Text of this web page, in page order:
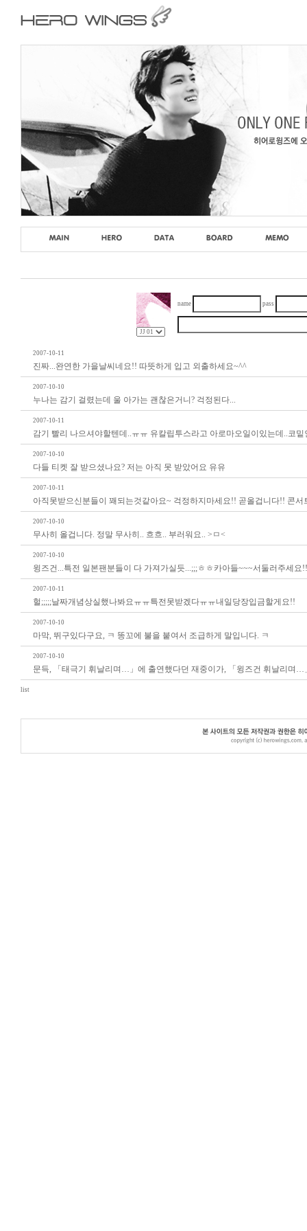
name pass
2007-10-11
진짜...완연한 가을날씨네요!! 따뜻하게 입고 외출하세요~^^
2007-10-10
누나는 감기 걸렸는데 울 아가는 괜찮은거니? 걱정된다...
2007-10-11
감기 빨리 나으셔야할텐데..ㅠㅠ 유칼립투스라고 아로마오일이있는데..코
2007-10-10
다들 티켓 잘 받으셨나요? 저는 아직 못 받았어요 유유
2007-10-11
아직못받으신분들이 꽤되는것같아요~ 걱정하지마세요!! 곧올겁니다!! 콘서
2007-10-10
무사히 올겁니다. 정말 무사히.. 흐흐.. 부러워요.. >ㅁ<
2007-10-10
윙즈건...특전 일본팬분들이 다 가져가실듯...;;;ㅎㅎ카아들~~~서둘러주세요
2007-10-11
헐;;;;;날짜개념상실했나봐요ㅠㅠ특전못받겠다ㅠㅠ내일당장입금할게요!!
2007-10-10
마막, 뛰구있다구요, ㅋ 똥꼬에 불을 붙여서 조급하게 말입니다. ㅋ
2007-10-10
문득, 「태극기 휘날리며…」에 출연했다던 재중이가, 「윙즈건 휘날리며…
list